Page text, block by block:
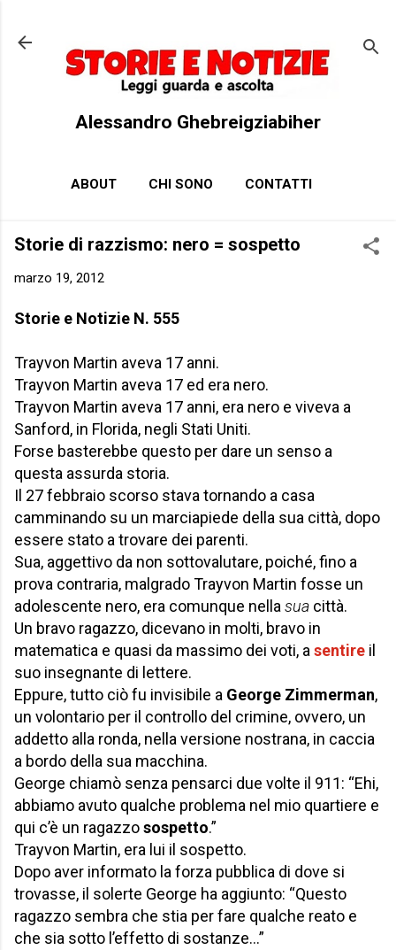
Alessandro Ghebreigziabiher
ABOUT CHI SONO CONTATTI
Storie di razzismo: nero = sospetto
marzo 19, 2012
Storie e Notizie N. 555
Trayvon Martin aveva 17 anni.
Trayvon Martin aveva 17 ed era nero.
Trayvon Martin aveva 17 anni, era nero e viveva a
Sanford, in Florida, negli Stati Uniti.
Forse basterebbe questo per dare un senso a
questa assurda storia.
Il 27 febbraio scorso stava tornando a casa
camminando su un marciapiede della sua città, dopo
essere stato a trovare dei parenti.
Sua, aggettivo da non sottovalutare, poiché, fino a
prova contraria, malgrado Trayvon Martin fosse un
adolescente nero, era comunque nellasua città.
Un bravo ragazzo, dicevano in molti, bravo in
matematica e quasi da massimo dei voti, asentire il
suo insegnante di lettere.
Eppure, tutto ciò fu invisibile a George Zimmerman,
un volontario per il controllo del crimine, ovvero, un
addetto alla ronda, nella versione nostrana, in caccia
a bordo della sua macchina.
George chiamò senza pensarci due volte il 911: “Ehi,
abbiamo avuto qualche problema nel mio quartiere e
qui c’è un ragazzosospetto.”
Trayvon Martin, era lui il sospetto.
Dopo aver informato la forza pubblica di dove si
trovasse, il solerte George ha aggiunto: “Questo
ragazzo sembra che stia per fare qualche reato e
che sia sotto l’effetto di sostanze…”